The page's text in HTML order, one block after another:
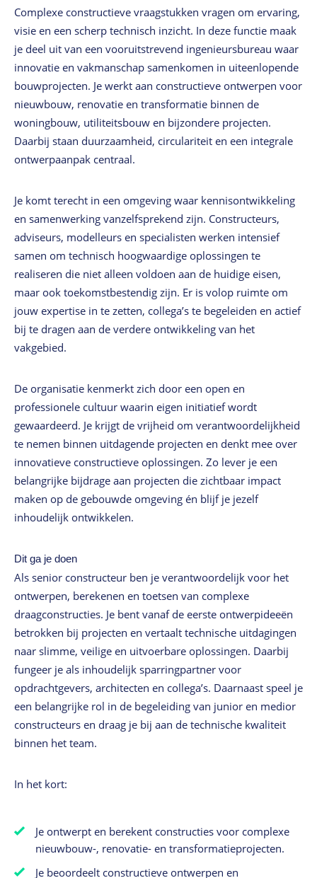
Complexe constructieve vraagstukken vragen om ervaring,
visie en een scherp technisch inzicht. In deze functie maak
je deel uit van een vooruitstrevend ingenieursbureau waar
innovatie en vakmanschap samenkomen in uiteenlopende
bouwprojecten. Je werkt aan constructieve ontwerpen voor
nieuwbouw, renovatie en transformatie binnen de
woningbouw, utiliteitsbouw en bijzondere projecten.
Daarbij staan duurzaamheid, circulariteit en een integrale
ontwerpaanpak centraal.
Je komt terecht in een omgeving waar kennisontwikkeling
en samenwerking vanzelfsprekend zijn. Constructeurs,
adviseurs, modelleurs en specialisten werken intensief
samen om technisch hoogwaardige oplossingen te
realiseren die niet alleen voldoen aan de huidige eisen,
maar ook toekomstbestendig zijn. Er is volop ruimte om
jouw expertise in te zetten, collega’s te begeleiden en actief
bij te dragen aan de verdere ontwikkeling van het
vakgebied.
De organisatie kenmerkt zich door een open en
professionele cultuur waarin eigen initiatief wordt
gewaardeerd. Je krijgt de vrijheid om verantwoordelijkheid
te nemen binnen uitdagende projecten en denkt mee over
innovatieve constructieve oplossingen. Zo lever je een
belangrijke bijdrage aan projecten die zichtbaar impact
maken op de gebouwde omgeving én blijf je jezelf
inhoudelijk ontwikkelen.
Dit ga je doen
Als senior constructeur ben je verantwoordelijk voor het
ontwerpen, berekenen en toetsen van complexe
draagconstructies. Je bent vanaf de eerste ontwerpideeën
betrokken bij projecten en vertaalt technische uitdagingen
naar slimme, veilige en uitvoerbare oplossingen. Daarbij
fungeer je als inhoudelijk sparringpartner voor
opdrachtgevers, architecten en collega’s. Daarnaast speel je
een belangrijke rol in de begeleiding van junior en medior
constructeurs en draag je bij aan de technische kwaliteit
binnen het team.
In het kort:
Je ontwerpt en berekent constructies voor complexe
nieuwbouw-, renovatie- en transformatieprojecten.
Je beoordeelt constructieve ontwerpen en